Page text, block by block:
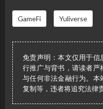
GameFi Yuliverse
免责声明：本文仅用于信
行推广与背书，请读者严
与任何非法金融行为。本
复制等，违者将追究法律